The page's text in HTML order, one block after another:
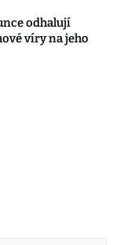
odhalují
víry na jeho